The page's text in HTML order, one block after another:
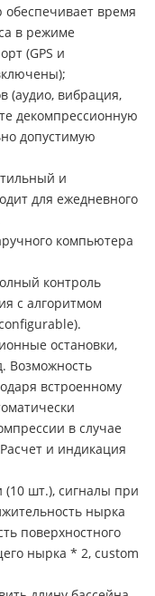
время
в режиме
(GPS и
(аудио, вибрация,
декомпрессионную
допустимую
и
для ежедневного
компьютера
контроль
с алгоритмом
остановки,
Возможность
встроенному
в случае
и индикация
шт.), сигналы при
нырка
поверхностного
нырка * 2, custom